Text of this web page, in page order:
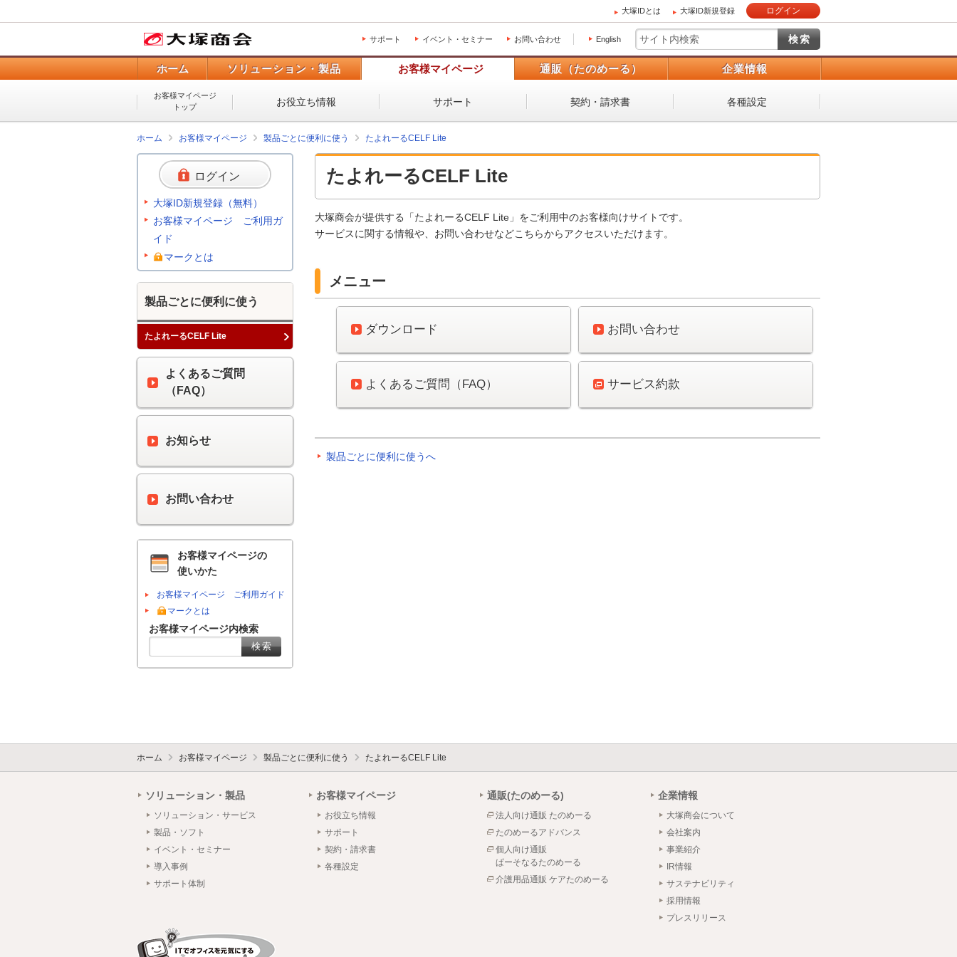
大塚IDとは 大塚ID新規登録 ログイン
サポート イベント・セミナー お問い合わせ English
ホーム ソリューション・製品 お客様マイページ 通販（たのめーる） 企業情報
お客様マイページ
トップ
お役立ち情報 サポート 契約・請求書 各種設定
ホーム お客様マイページ 製品ごとに便利に使う たよれーるCELF Lite
たよれーるCELF Lite
大塚商会が提供する「たよれーるCELF Lite」をご利用中のお客様向けサイトです。
サービスに関する情報や、お問い合わせなどこちらからアクセスいただけます。
メニュー
ダウンロード お問い合わせ
よくあるご質問（FAQ） サービス約款
製品ごとに便利に使うへ
ログイン
大塚ID新規登録（無料）
お客様マイページ ご利用ガ
イド
マークとは
製品ごとに便利に使う
たよれーるCELF Lite
よくあるご質問
（FAQ）
お知らせ
お問い合わせ
お客様マイページの
使いかた
お客様マイページ ご利用ガイド
マークとは
お客様マイページ内検索
ホーム お客様マイページ 製品ごとに便利に使う たよれーるCELF Lite
ソリューション・製品
ソリューション・サービス
製品・ソフト
イベント・セミナー
導入事例
サポート体制
お客様マイページ
お役立ち情報
サポート
契約・請求書
各種設定
通販(たのめーる)
法人向け通販 たのめーる
たのめーるアドバンス
個人向け通販
ぱーそなるたのめーる
介護用品通販 ケアたのめーる
企業情報
大塚商会について
会社案内
事業紹介
IR情報
サステナビリティ
採用情報
プレスリリース